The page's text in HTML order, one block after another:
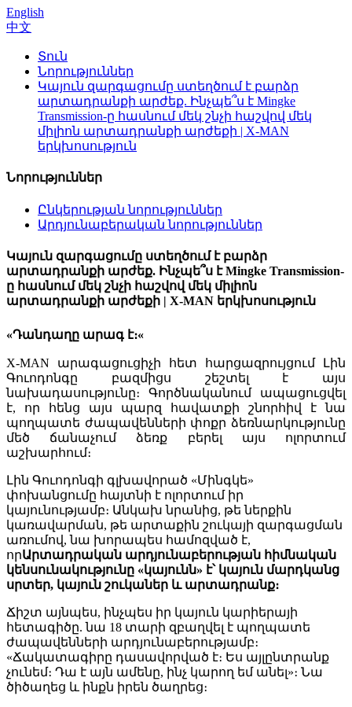
English
中文
Տուն
Նորություններ
Կայուն զարգացումը ստեղծում է բարձր
արտադրանքի արժեք. Ինչպե՞ս է Mingke
Transmission-ը հասնում մեկ շնչի հաշվով մեկ
միլիոն արտադրանքի արժեքի | X-MAN
երկխոսություն
Նորություններ
Ընկերության նորություններ
Արդյունաբերական նորություններ
Կայուն զարգացումը ստեղծում է բարձր
արտադրանքի արժեք. Ինչպե՞ս է Mingke Transmission-
ը հասնում մեկ շնչի հաշվով մեկ միլիոն
արտադրանքի արժեքի | X-MAN երկխոսություն
«Դանդաղը արագ է։«
X-MAN արագացուցիչի հետ հարցազրույցում Լին
Գուոդոնգը բազմիցս շեշտել է այս
նախադասությունը։ Գործնականում ապացուցվել
է, որ հենց այս պարզ հավատքի շնորհիվ է նա
պողպատե ժապավենների փոքր ձեռնարկությունը
մեծ ճանաչում ձեռք բերել այս ոլորտում
աշխարհում։
Լին Գուոդոնգի գլխավորած «Մինգկե»
փոխանցումը հայտնի է ոլորտում իր
կայունությամբ։ Անկախ նրանից, թե ներքին
կառավարման, թե արտաքին շուկայի զարգացման
առումով, նա խորապես համոզված է,
որԱրտադրական արդյունաբերության հիմնական
կենսունակությունը «կայունն» է՝ կայուն մարդկանց
սրտեր, կայուն շուկաներ և արտադրանք։
Ճիշտ այնպես, ինչպես իր կայուն կարիերայի
հետագիծը. նա 18 տարի զբաղվել է պողպատե
ժապավենների արդյունաբերությամբ։
«Ճակատագիրը դասավորված է։ Ես այլընտրանք
չունեմ։ Դա է այն ամենը, ինչ կարող եմ անել»։ Նա
ծիծաղեց և ինքն իրեն ծաղրեց։